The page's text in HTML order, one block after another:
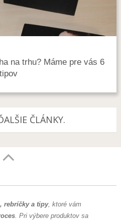
na trhu? Máme pre vás 6
tipov
ČLÁNKY.
rebríčky a tipy, ktoré vám
. Pri výbere produktov sa